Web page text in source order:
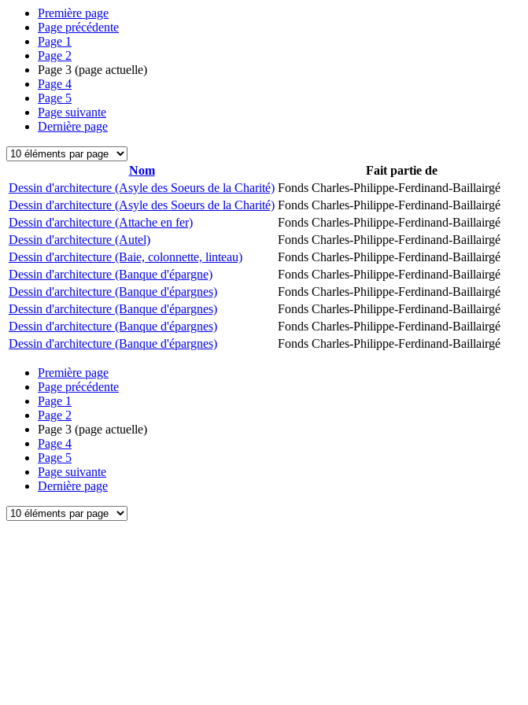
Première page
Page précédente
Page 1
Page 2
Page 3 (page actuelle)
Page 4
Page 5
Page suivante
Dernière page
Nom Fait partie de
Dessin d'architecture (Asyle des Soeurs de la Charité) Fonds Charles-Philippe-Ferdinand-Baillairgé
Dessin d'architecture (Asyle des Soeurs de la Charité) Fonds Charles-Philippe-Ferdinand-Baillairgé
Dessin d'architecture (Attache en fer)
Fonds Charles-Philippe-Ferdinand-Baillairgé
Dessin d'architecture (Autel)
Fonds Charles-Philippe-Ferdinand-Baillairgé
Dessin d'architecture (Baie, colonnette, linteau)
Fonds Charles-Philippe-Ferdinand-Baillairgé
Dessin d'architecture (Banque d'épargne)
Fonds Charles-Philippe-Ferdinand-Baillairgé
Dessin d'architecture (Banque d'épargnes)
Fonds Charles-Philippe-Ferdinand-Baillairgé
Dessin d'architecture (Banque d'épargnes)
Fonds Charles-Philippe-Ferdinand-Baillairgé
Dessin d'architecture (Banque d'épargnes)
Fonds Charles-Philippe-Ferdinand-Baillairgé
Dessin d'architecture (Banque d'épargnes)
Fonds Charles-Philippe-Ferdinand-Baillairgé
Première page
Page précédente
Page 1
Page 2
Page 3 (page actuelle)
Page 4
Page 5
Page suivante
Dernière page